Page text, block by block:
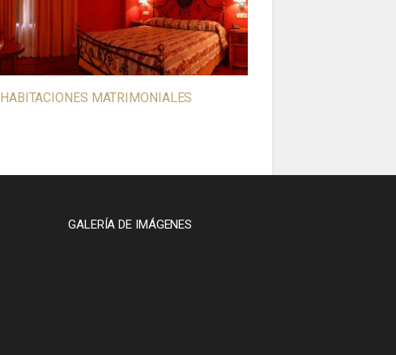
HABITACIONES MATRIMONIALES
GALERÍA DE IMÁGENES